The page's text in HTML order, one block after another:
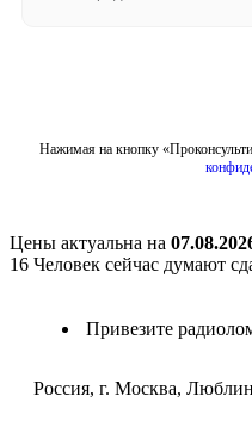
Нажимая на кнопку
Цены актуальна на
16 Человек сейчас думают
Привезите
Россия, г. Москва,